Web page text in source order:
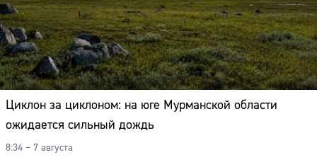
Циклон за циклоном: на юге Мурманской области
ожидается сильный дождь
8:34 – 7 августа